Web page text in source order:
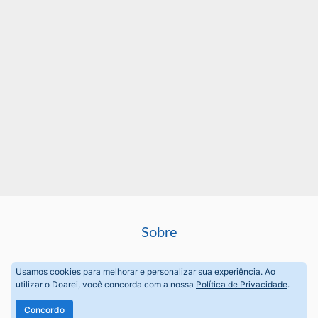
Sobre
Perguntas frequentes
Usamos cookies para melhorar e personalizar sua experiência. Ao
utilizar o Doarei, você concorda com a nossa Política de Privacidade.
Concordo